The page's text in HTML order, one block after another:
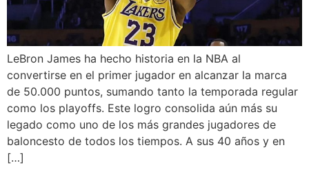
LeBron James ha hecho historia en la NBA al
convertirse en el primer jugador en alcanzar la marca
de 50.000 puntos, sumando tanto la temporada regular
como los playoffs. Este logro consolida aún más su
legado como uno de los más grandes jugadores de
baloncesto de todos los tiempos. A sus 40 años y en
[…]